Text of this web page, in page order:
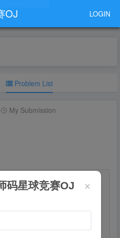
OJ LOGIN
码星球竞赛OJ
Problem List
My Submission
，Other 2000MS
，Other 128MB
：12(0.1*Score+2*Level)